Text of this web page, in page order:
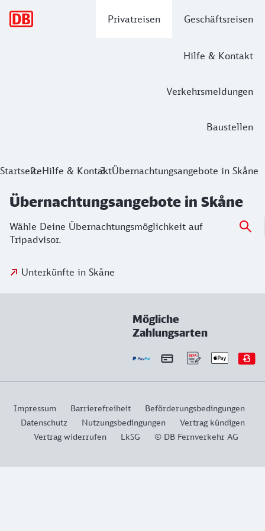
Privatreisen Geschäftsreisen
Hilfe & Kontakt
Verkehrsmeldungen
Baustellen
StartseiteHilfe & KontaktÜbernachtungsangebote in Skåne
Übernachtungsangebote in Skåne
Wähle Deine Übernachtungsmöglichkeit auf
Tripadvisor.
Unterkünfte in Skåne
Mögliche
Zahlungsarten
Impressum Barrierefreiheit
Beförderungsbedingungen
Datenschutz
Nutzungsbedingungen
Vertrag kündigen
Vertrag widerrufen
LkSG © DB Fernverkehr AG